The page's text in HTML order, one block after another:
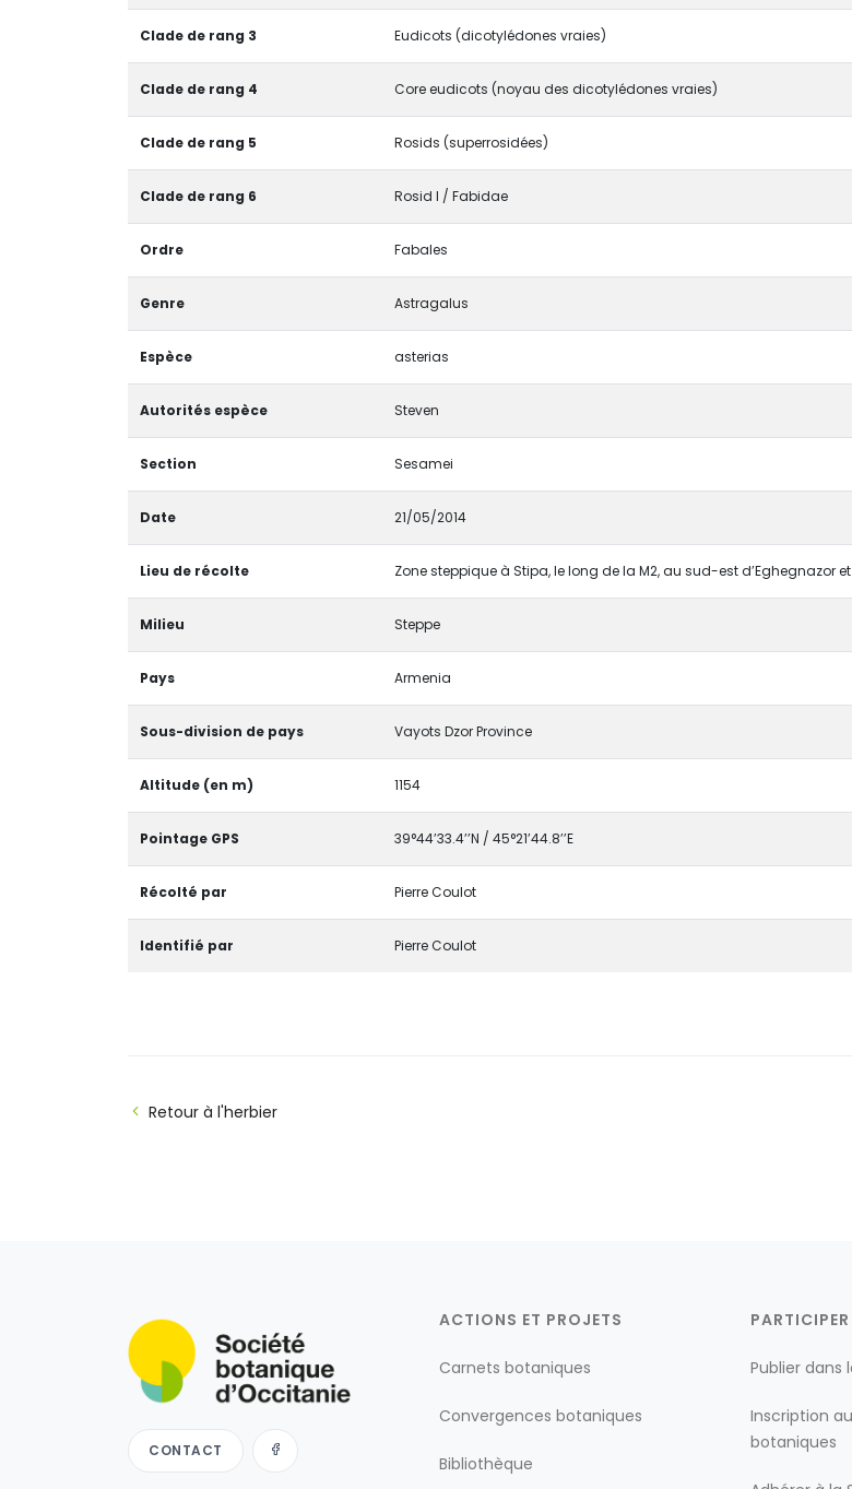
Clade de rang 3 Eudicots (dicotylédones vraies)
Clade de rang 4 Core eudicots (noyau des dicotylédones vraies)
Clade de rang 5 Rosids (superrosidées)
Clade de rang 6 Rosid I / Fabidae
Ordre Fabales
Genre Astragalus
Espèce asterias
Autorités espèce Steven
Section Sesamei
Date 21/05/2014
Lieu de récolte Zone steppique à Stipa, le long de la M2, au sud-est d’Eghegnazor
Milieu Steppe
Pays Armenia
Sous-division de pays Vayots Dzor Province
Altitude (en m) 1154
Pointage GPS 39°44’33.4’’N / 45°21’44.8’’E
Récolté par Pierre Coulot
Identifié par Pierre Coulot
Retour à l'herbier
CONTACT
ACTIONS ET PROJETS
Carnets botaniques
Convergences botaniques
Bibliothèque
PARTICIPER
Publier dans
Inscription
botaniques